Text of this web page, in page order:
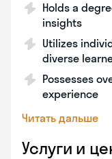
Holds a
insights
Utilizes
diverse
Possesses
experience
Читать дальше
Услуги и